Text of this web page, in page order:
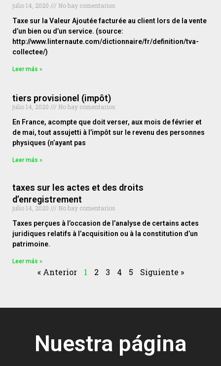
julio 14, 2020
No hay comentarios
Taxe sur la Valeur Ajoutée facturée au client lors de la vente
d’un bien ou d’un service. (source:
http://www.linternaute.com/dictionnaire/fr/definition/tva-
collectee/)
Leer más »
tiers provisionel (impôt)
julio 14, 2020
No hay comentarios
En France, acompte que doit verser, aux mois de février et
de mai, tout assujetti à l’impôt sur le revenu des personnes
physiques (n’ayant pas
Leer más »
taxes sur les actes et des droits
d’enregistrement
julio 14, 2020
No hay comentarios
Taxes perçues à l’occasion de l’analyse de certains actes
juridiques relatifs à l’acquisition ou à la constitution d’un
patrimoine.
Leer más »
« Anterior 1 2 3 4 5 Siguiente »
Nuestra página